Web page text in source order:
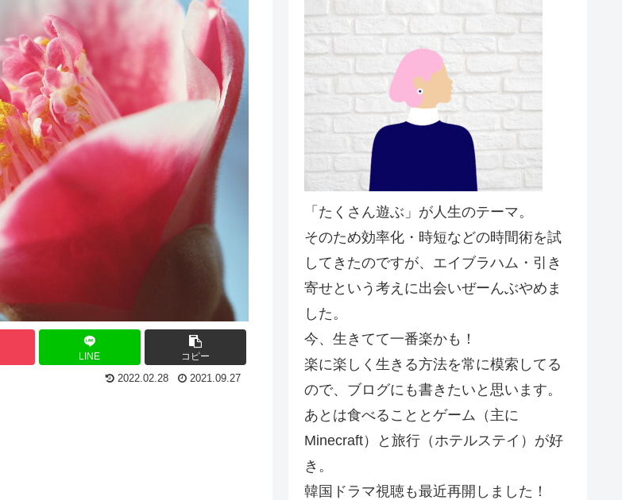
LINE コピー
2022.02.28 2021.09.27
「たくさん遊ぶ」が人生のテーマ。
そのため効率化・時短などの時間術を試
してきたのですが、エイブラハム・引き
寄せという考えに出会いぜーんぶやめま
した。
今、生きてて一番楽かも！
楽に楽しく生きる方法を常に模索してる
ので、ブログにも書きたいと思います。
あとは食べることとゲーム（主に
Minecraft）と旅行（ホテルステイ）が好
き。
韓国ドラマ視聴も最近再開しました！